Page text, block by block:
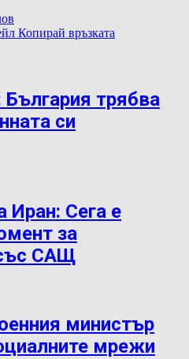
Копирай връзката
трябва
си
Иран: Сега е
за
САЩ
министър
мрежи